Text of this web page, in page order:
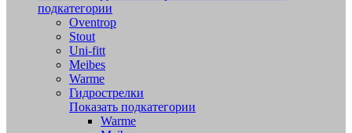
подкатегории
Oventrop
Stout
Uni-fitt
Meibes
Warme
Гидрострелки
Показать подкатегории
Warme